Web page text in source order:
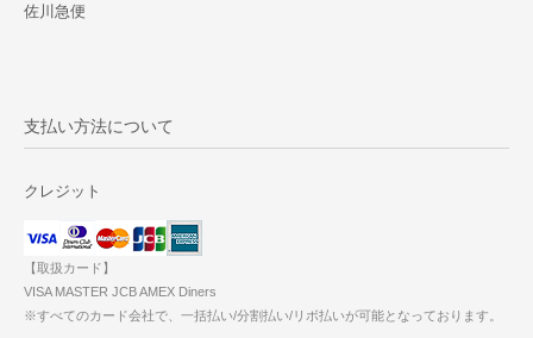
佐川急便
支払い方法について
クレジット
【取扱カード】
VISA MASTER JCB AMEX Diners
※すべてのカード会社で、一括払い/分割払い/リボ払いが可能となっております。